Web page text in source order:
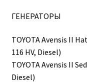
ГЕНЕРАТОРЫ
TOYOTA Avensis II
116 HV, Diesel)
TOYOTA Avensis II
Diesel)